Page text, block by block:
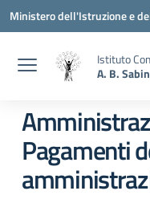
Vai ai contenuti
Vai al menu di navigazione
Vai al footer
Ministero dell'Istruzione e
Istituto
A. B. Sabin
Pagamenti